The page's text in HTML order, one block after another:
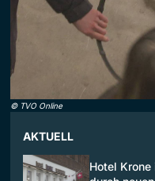
© TVO Online
AKTUELL
Hotel Krone